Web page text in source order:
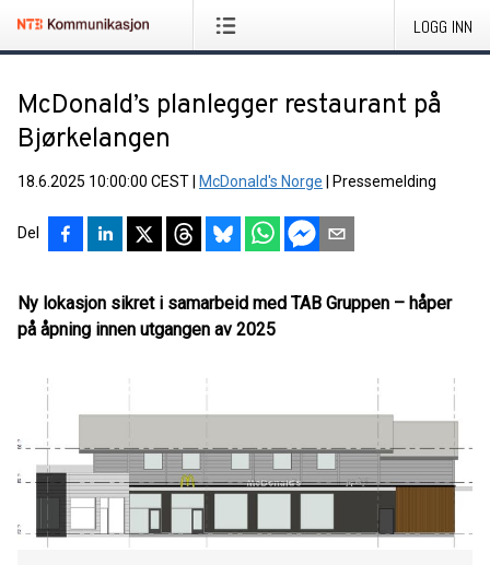
LOGG INN
McDonald’s planlegger restaurant på
Bjørkelangen
18.6.2025 10:00:00 CEST McDonald's Norge Pressemelding
Del
Ny lokasjon sikret i samarbeid med TAB Gruppen – håper
på åpning innen utgangen av 2025